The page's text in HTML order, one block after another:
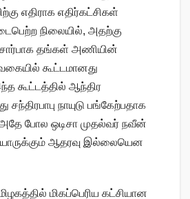
எதிராக எதிர்கட்சிகள்
நிலையில், அதற்கு
சார்பாக தங்கள் அணியின்
கூட்டமானது
கூட்டத்தில் ஆந்திர
சந்திரபாபு நாயுடு பங்கேற்பதாக
போல ஒடிசா முதல்வர் நவீன்
ஆதரவு இல்லையென
மிகப்பெரிய கட்சியான